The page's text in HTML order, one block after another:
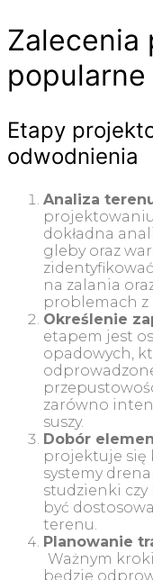
Zalecenia
Etapy
odwodnienia
Analiza
dokładna
gleby oraz
na zalania
problemach z
Określenie
etapem jest
opadowych,
zarówno
suszy.
Dobór
projektuje się
systemy
studzienki czy
być
terenu.
Planowanie
Ważnym
będzie